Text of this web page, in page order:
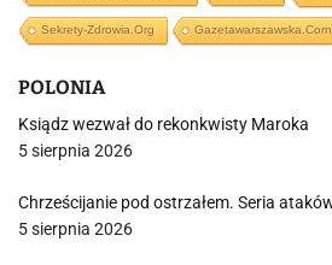
Sekrety-Zdrowia.org Gazetawarszawska.com
POLONIA
Ksiądz wezwał do rekonkwisty Maroka
5 sierpnia 2026
Chrześcijanie pod ostrzałem. Seria
5 sierpnia 2026